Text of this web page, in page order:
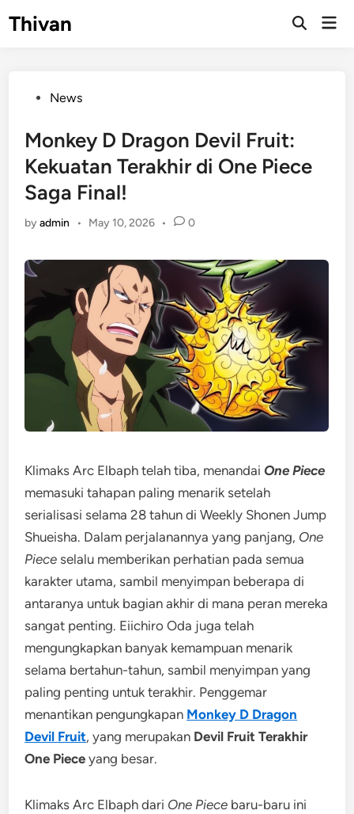
Thivan
Open
PostedNews
Monkey D Dragon Devil Fruit:
Kekuatan Terakhir di One Piece
Saga Final!
byadmin • May 10, 2026 • 0
Klimaks Arc Elbaph telah tiba, menandaiOne Piece
memasuki tahapan paling menarik setelah
serialisasi selama 28 tahun di Weekly Shonen Jump
Shueisha. Dalam perjalanannya yang panjang, One
Piece selalu memberikan perhatian pada semua
karakter utama, sambil menyimpan beberapa di
antaranya untuk bagian akhir di mana peran mereka
sangat penting. Eiichiro Oda juga telah
mengungkapkan banyak kemampuan menarik
selama bertahun-tahun, sambil menyimpan yang
paling penting untuk terakhir. Penggemar
menantikan pengungkapan Monkey D Dragon
Devil Fruit, yang merupakan Devil Fruit Terakhir
One Piece yang besar.
Klimaks Arc Elbaph dari One Piece baru-baru ini